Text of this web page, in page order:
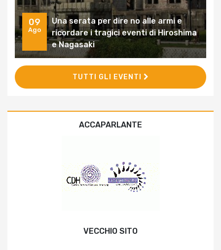
09
Ago
Una serata per dire no alle armi e
ricordare i tragici eventi di Hiroshima
e Nagasaki
TUTTI GLI EVENTI
ACCAPARLANTE
VECCHIO SITO